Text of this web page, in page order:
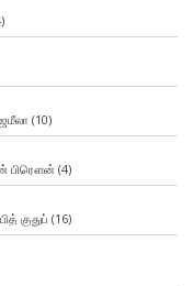
(10)
பிரௌன் (4)
குதுப் (16)